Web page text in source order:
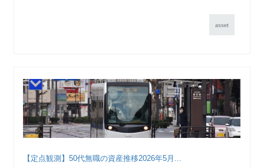
asset
【定点観測】50代無職の資産推移2026年5月...